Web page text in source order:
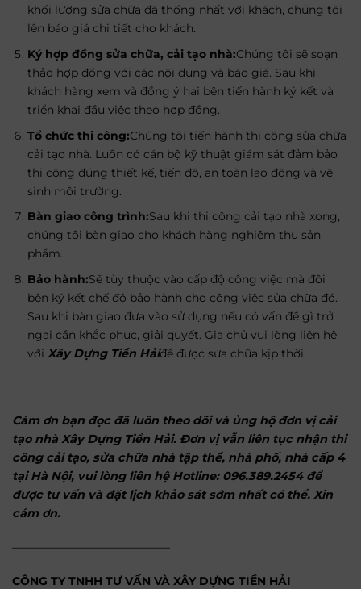
khối lượng sửa chữa đã thống nhất với khách, chúng tôi
lên báo giá chi tiết cho khách.
Ký hợp đồng sửa chữa, cải tạo nhà:Chúng tôi sẽ soạn
thảo hợp đồng với các nội dung và báo giá. Sau khi
khách hàng xem và đồng ý hai bên tiến hành ký kết và
triển khai đầu việc theo hợp đồng.
Tổ chức thi công:Chúng tôi tiến hành thi công sửa chữa
cải tạo nhà. Luôn có cán bộ kỹ thuật giám sát đảm bảo
thi công đúng thiết kế, tiến độ, an toàn lao động và vệ
sinh môi trường.
Bàn giao công trình:Sau khi thi công cải tạo nhà xong,
chúng tôi bàn giao cho khách hàng nghiệm thu sản
phẩm.
Bảo hành:Sẽ tùy thuộc vào cấp độ công việc mà đôi
bên ký kết chế độ bảo hành cho công việc sửa chữa đó.
Sau khi bàn giao đưa vào sử dụng nếu có vấn đề gì trở
ngại cần khắc phục, giải quyết. Gia chủ vui lòng liên hệ
với Xây Dựng Tiền Hảiđể được sửa chữa kịp thời.
Cám ơn bạn đọc đã luôn theo dõi và ủng hộ đơn vị cải
tạo nhà Xây Dựng Tiền Hải. Đơn vị vẫn liên tục nhận thi
công cải tạo, sửa chữa nhà tập thể, nhà phố, nhà cấp 4
tại Hà Nội, vui lòng liên hệ Hotline: 096.389.2454để
được tư vấn và đặt lịch khảo sát sớm nhất có thể. Xin
cám ơn.
——————————————
CÔNG TY TNHH TƯ VẤN VÀ XÂY DỰNG TIỀN HẢI